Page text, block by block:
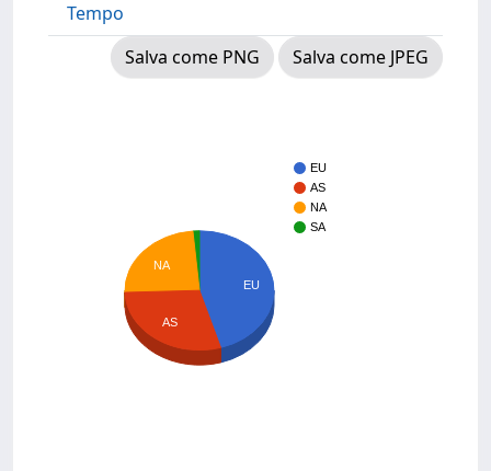
Tempo
Salva come PNG
Salva come JPEG
EU
AS
NA
SA
EU
NA
AS